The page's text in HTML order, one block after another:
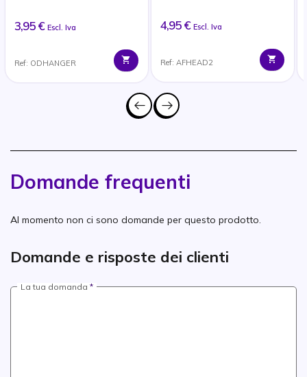
3,95 € Escl. Iva
Ref: ODHANGER
4,95 € Escl. Iva
Ref: AFHEAD2
Domande frequenti
Al momento non ci sono domande per questo prodotto.
Domande e risposte dei clienti
La tua domanda